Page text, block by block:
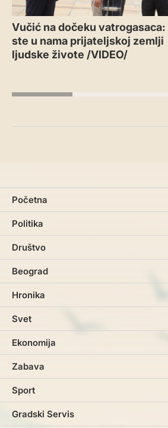
Vučić na dočeku vatrogasaca:
ste u nama prijateljskoj zemlji
ljudske živote /VIDEO/
Početna
Politika
Društvo
Beograd
Hronika
Svet
Ekonomija
Zabava
Sport
Gradski Servis